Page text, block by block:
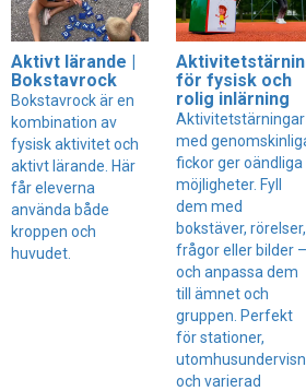
Aktivt lärande |
Bokstavrock
Bokstavrock är en
kombination av
fysisk aktivitet och
aktivt lärande. Här
får eleverna
använda både
kroppen och
huvudet.
för fysisk och
rolig inlärning
Aktivitetstärningar
med
fickor ger oändliga
möjligheter. Fyll
dem med
bokstäver, rörelser,
frågor eller bilder –
och anpassa dem
till ämnet och
gruppen. Perfekt
för stationer,
och varierad